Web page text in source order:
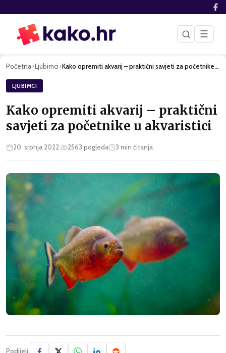
☰
Početna›Ljubimci › Kako opremiti akvarij – praktični savjeti za početnike u akv…
LJUBIMCI
Kako opremiti akvarij – praktični
savjeti za početnike u akvaristici
20. srpnja 2022. 2563 pogleda 3 min čitanja
Podijeli: